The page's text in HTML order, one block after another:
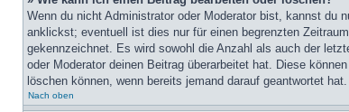
Wenn du nicht Administrator oder Moderator bist, kannst du
anklickst; eventuell ist dies nur für einen begrenzten
gekennzeichnet. Es wird sowohl die Anzahl als auch der
oder Moderator deinen Beitrag überarbeitet hat. Diese
löschen können, wenn bereits jemand darauf geantwortet hat.
Nach oben